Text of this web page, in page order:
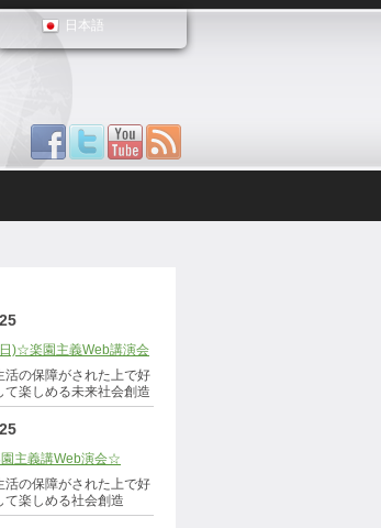
日本語
)☆楽園主義Web講演会
活の保障がされた上で好
て楽しめる未来社会創造
主義講Web演会☆
活の保障がされた上で好
て楽しめる社会創造